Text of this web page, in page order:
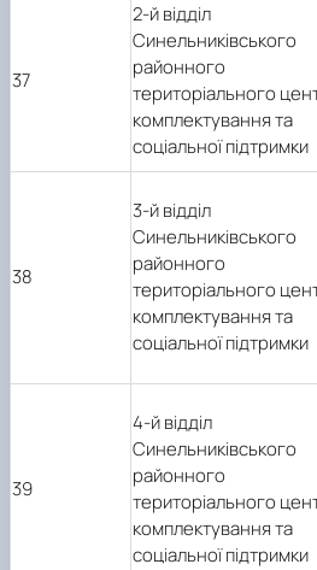
37
2-й відділ
Синельниківського
районного
територіального
комплектування та
соціальної підтримки
38
3-й відділ
Синельниківського
районного
територіального
комплектування та
соціальної підтримки
39
4-й відділ
Синельниківського
районного
територіального
комплектування та
соціальної підтримки